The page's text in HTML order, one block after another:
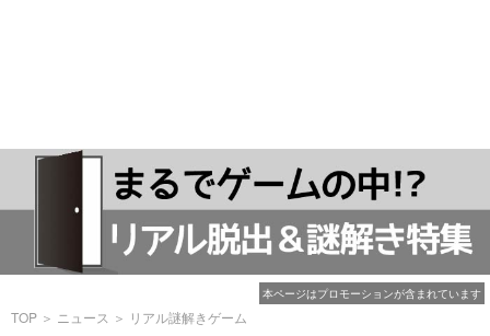
本ページはプロモーションが含まれています
TOP ＞ ニュース ＞ リアル謎解きゲーム